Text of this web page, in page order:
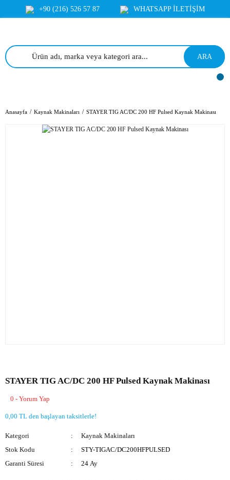
+90 (216) 526 57 87 WHATSAPP İLETİŞİM
ARA
Anasayfa Kaynak Makinaları STAYER TIG AC/DC 200 HF Pulsed Kaynak Makinası
STAYER TIG AC/DC 200 HF Pulsed Kaynak Makinası
0 - Yorum Yap
0,00 TL den başlayan taksitlerle!
Kategori
Kaynak Makinaları
Stok Kodu
STY-TIGAC/DC200HFPULSED
Garanti Süresi
24 Ay